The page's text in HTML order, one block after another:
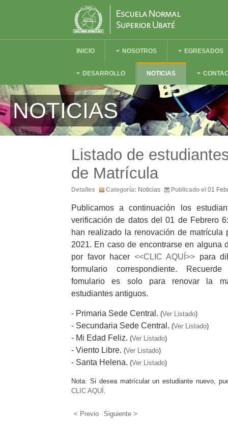
INICIO NOSOTROS EGRESADOS
DESARROLLO NOTICIAS
NOTICIAS
Listado de
de Matrícula
Detalles Categoría: Noticias Publicado el 01
Publicamos a continuación los
verificación de datos del 01 de Febrero
han realizado la renovación de matrícula
2021. En caso de encontrarse en alguna
por favor hacer <<CLIC AQUÍ>> para
formulario correspondiente.
fomulario es solo para renovar la
estudiantes antiguos.
- Primaria Sede Central. (Ver Listado)
- Secundaria Sede Central. (Ver Listado)
- Mi Edad Feliz. (Ver Listado)
- Viento Libre. (Ver Listado)
- Santa Helena. (Ver Listado)
Nota: Si desea matrícular un estudiante nuevo,
CLIC AQUÍ .
< Previo Siguiente >